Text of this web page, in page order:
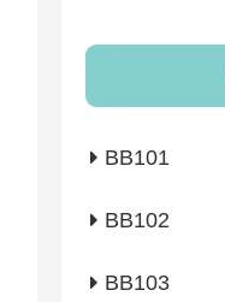
BB101
BB102
BB103